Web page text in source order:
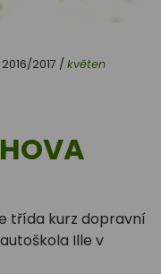
2016/2017 / květen
třída kurz dopravní
Ille v